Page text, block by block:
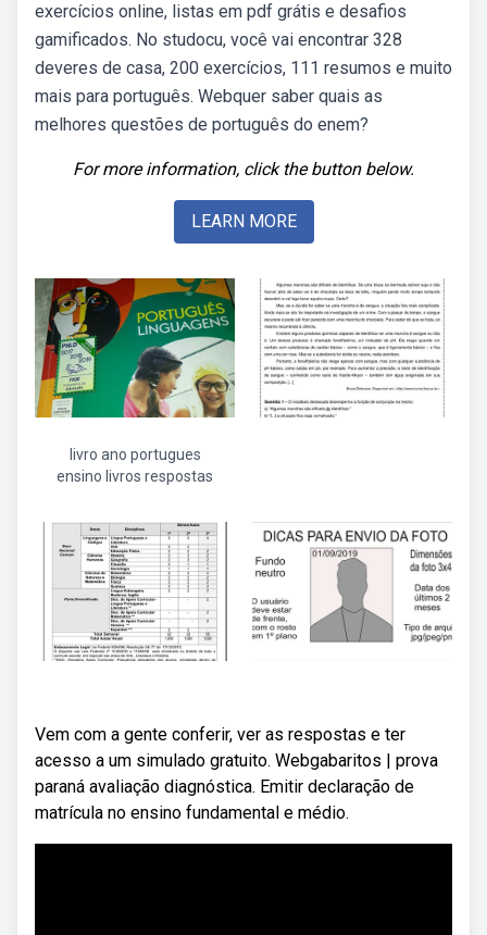
exercícios online, listas em pdf grátis e desafios
gamificados. No studocu, você vai encontrar 328
deveres de casa, 200 exercícios, 111 resumos e muito
mais para português. Webquer saber quais as
melhores questões de português do enem?
For more information, click the button below.
LEARN MORE
livro ano portugues
ensino livros respostas
Vem com a gente conferir, ver as respostas e ter
acesso a um simulado gratuito. Webgabaritos | prova
paraná avaliação diagnóstica. Emitir declaração de
matrícula no ensino fundamental e médio.